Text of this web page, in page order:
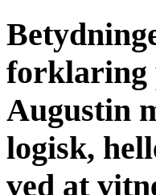
forklaring
Augustin
logisk,
ved at